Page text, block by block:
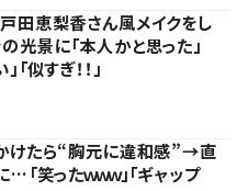
田恵梨香さん風メイクをし
景に「本人かと思った」
「似すぎ！！」
けたら“胸元に違和感”→直
「笑ったｗｗｗ」「ギャップ